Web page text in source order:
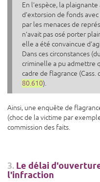
En l’espèce, la
d’extorsion de fonds
par les menaces de
n’avait pas osé porter
elle a été convaincue
Dans ces circonstances
criminelle a pu admettre
cadre de flagrance (Cass.
80.610).
Ainsi, une enquête de
(choc de la victime par
commission des faits.
3. Le délai
l'infraction